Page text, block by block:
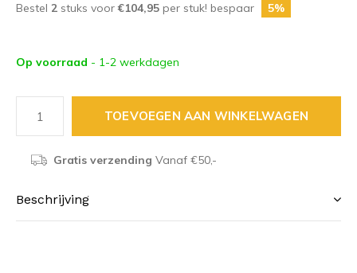
Bestel 2 stuks voor€104,95 per stuk! bespaar 5%
Op voorraad - 1-2 werkdagen
TOEVOEGEN AAN WINKELWAGEN
Gratis verzending Vanaf €50,-
Beschrijving